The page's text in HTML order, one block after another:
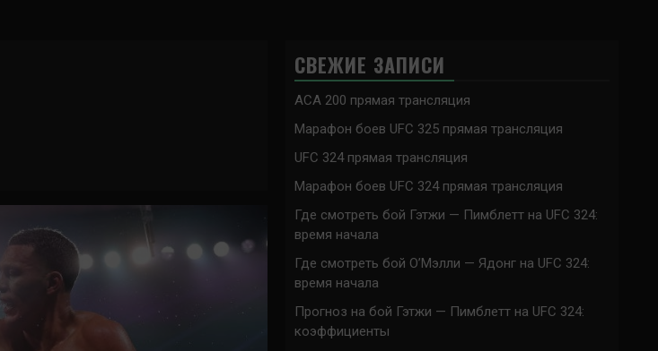
СВЕЖИЕ ЗАПИСИ
ACA 200 прямая трансляция
Марафон боев UFC 325 прямая трансляция
UFC 324 прямая трансляция
Марафон боев UFC 324 прямая трансляция
Где смотреть бой Гэтжи — Пимблетт на UFC 324:
время начала
Где смотреть бой О’Мэлли — Ядонг на UFC 324:
время начала
Прогноз на бой Гэтжи — Пимблетт на UFC 324:
коэффициенты